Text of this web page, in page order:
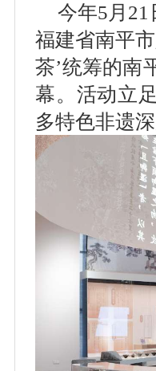
今年5月
福建省南平
茶’统筹的南
幕。活动立
多特色非遗